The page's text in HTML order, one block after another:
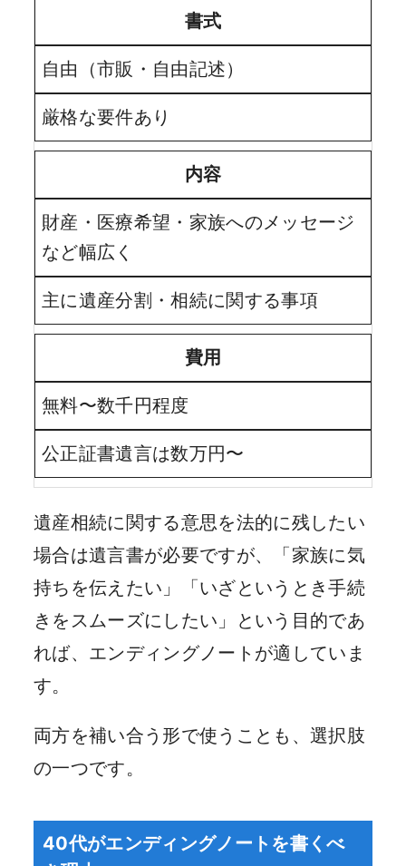
書式
自由（市販・自由記述）
厳格な要件あり
内容
財産・医療希望・家族へのメッセージ
など幅広く
主に遺産分割・相続に関する事項
費用
無料〜数千円程度
公正証書遺言は数万円〜
遺産相続に関する意思を法的に残したい
場合は遺言書が必要ですが、「家族に気
持ちを伝えたい」「いざというとき手続
きをスムーズにしたい」という目的であ
れば、エンディングノートが適していま
す。
両方を補い合う形で使うことも、選択肢
の一つです。
40代がエンディングノートを書くべ